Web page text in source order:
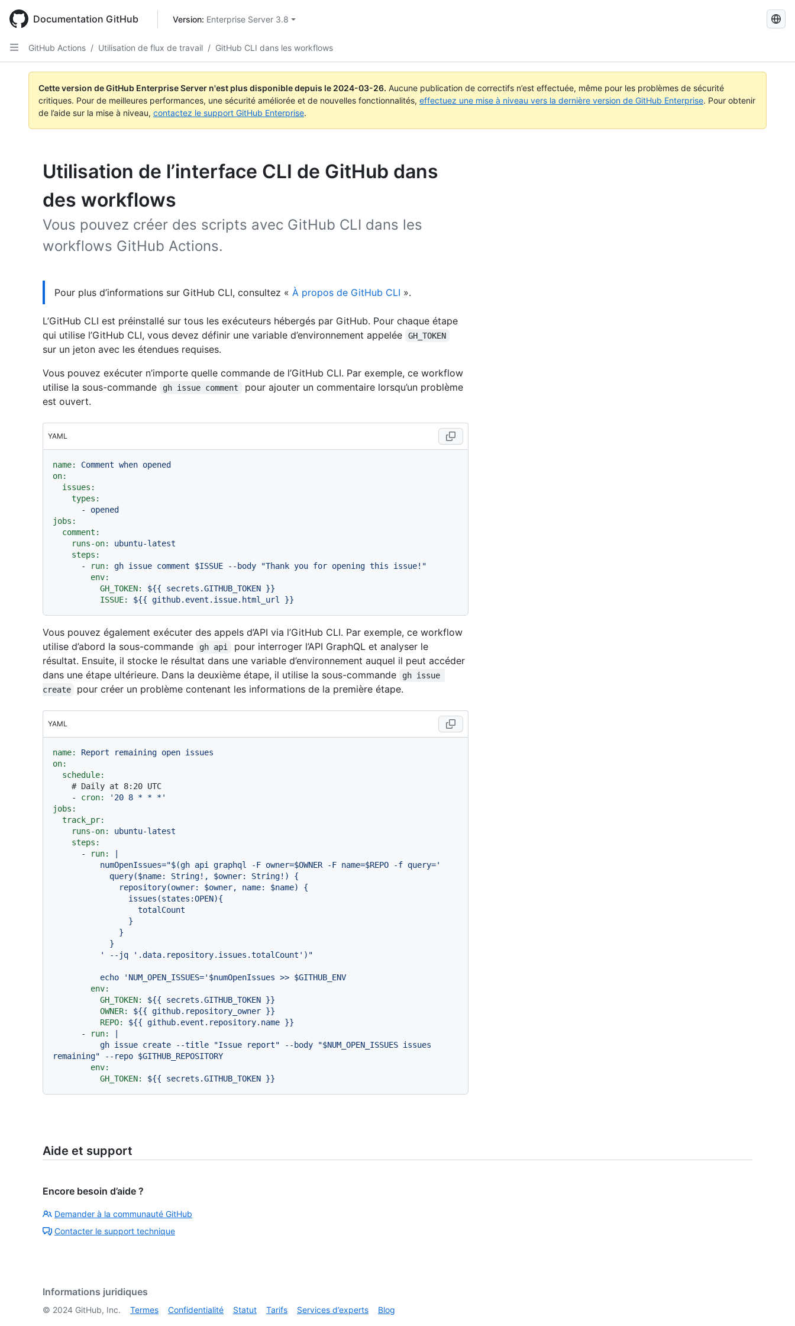
main
content
Documentation GitHub Version: Enterprise Server 3.8
Docs
GitHub Actions / Utilisation de flux de travail / GitHub CLI dans les workflows
Cette version de GitHub Enterprise Server n'est plus disponible depuis le 2024-03-26. Aucune publication de correctifs n’est effectuée, même pour les problèmes de sécurité
critiques. Pour de meilleures performances, une sécurité améliorée et de nouvelles fonctionnalités, effectuez une mise à niveau vers la dernière version de GitHub Enterprise. Pour obtenir
de l’aide sur la mise à niveau, contactez le support GitHub Enterprise.
Utilisation de l’interface CLI de GitHub dans
des workflows
Vous pouvez créer des scripts avec GitHub CLI dans les
workflows GitHub Actions.
Pour plus d’informations sur GitHub CLI, consultez « À propos de GitHub CLI ».
L’GitHub CLI est préinstallé sur tous les exécuteurs hébergés par GitHub. Pour chaque étape
qui utilise l’GitHub CLI, vous devez définir une variable d’environnement appelée
GH_TOKEN
sur un jeton avec les étendues requises.
Vous pouvez exécuter n’importe quelle commande de l’GitHub CLI. Par exemple, ce workflow
utilise la sous-commande
gh issue comment
pour ajouter un commentaire lorsqu’un problème
est ouvert.
YAML
name: Comment when opened
on:
issues:
types:
-
opened
jobs:
comment:
runs-on:
ubuntu-latest
steps:
-
run: gh issue comment $ISSUE --body
"Thank you for opening this issue!"
env:
GH_TOKEN:
${{ secrets.GITHUB_TOKEN }}
ISSUE:
${{ github.event.issue.html_url }}
Vous pouvez également exécuter des appels d’API via l’GitHub CLI. Par exemple, ce workflow
utilise d’abord la sous-commande
gh api
pour interroger l’API GraphQL et analyser le
résultat. Ensuite, il stocke le résultat dans une variable d’environnement auquel il peut accéder
dans une étape ultérieure. Dans la deuxième étape, il utilise la sous-commande
gh issue
create
pour créer un problème contenant les informations de la première étape.
YAML
name: Report remaining open issues
on:
schedule:
# Daily at 8:20 UTC
-
cron:
'20 8 * * *'
jobs:
track_pr:
runs-on:
ubuntu-latest
steps:
-
run:
echo 'NUM_OPEN_ISSUES=' $numOpenIssues >> $GITHUB_ENV
env:
GH_TOKEN:
${{ secrets.GITHUB_TOKEN }}
OWNER:
${{ github.repository_owner }}
REPO:
${{ github.event.repository.name }}
-
run:
env:
GH_TOKEN:
${{ secrets.GITHUB_TOKEN }}
Aide et support
Encore besoin d’aide ?
Demander à la communauté GitHub
Contacter le support technique
Informations juridiques
© 2024 GitHub, Inc. Termes Confidentialité Statut Tarifs Services d’experts Blog